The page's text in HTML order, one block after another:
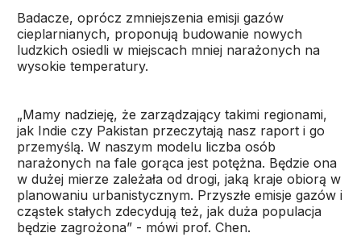
Badacze, oprócz zmniejszenia emisji gazów
cieplarnianych, proponują budowanie nowych
ludzkich osiedli w miejscach mniej narażonych na
wysokie temperatury.
„Mamy nadzieję, że zarządzający takimi regionami,
jak Indie czy Pakistan przeczytają nasz raport i go
przemyślą. W naszym modelu liczba osób
narażonych na fale gorąca jest potężna. Będzie ona
w dużej mierze zależała od drogi, jaką kraje obiorą w
planowaniu urbanistycznym. Przyszłe emisje gazów i
cząstek stałych zdecydują też, jak duża populacja
będzie zagrożona” - mówi prof. Chen.